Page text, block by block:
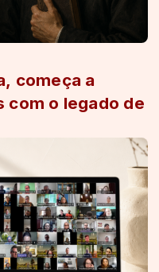
começa a
com o legado de